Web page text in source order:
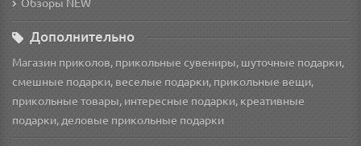
Дополнительно
Магазин приколов, прикольные сувениры, шуточные подарки,
смешные подарки, веселые подарки, прикольные вещи,
прикольные товары, интересные подарки, креативные
подарки, деловые прикольные подарки